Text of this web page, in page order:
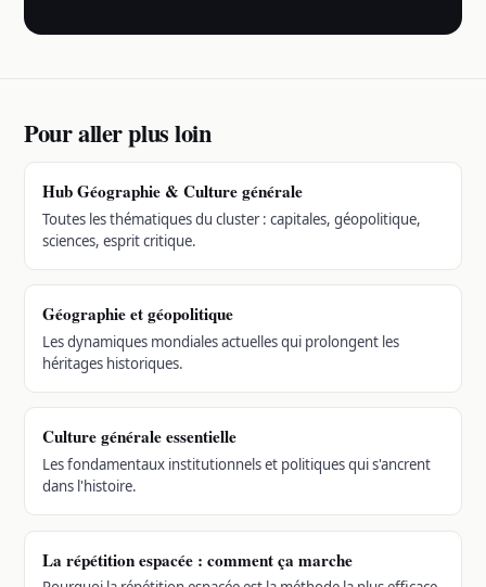
Pour aller plus loin
Hub Géographie & Culture générale
Toutes les thématiques du cluster : capitales, géopolitique,
sciences, esprit critique.
Géographie et géopolitique
Les dynamiques mondiales actuelles qui prolongent les
héritages historiques.
Culture générale essentielle
Les fondamentaux institutionnels et politiques qui s'ancrent
dans l'histoire.
La répétition espacée : comment ça marche